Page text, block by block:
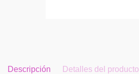
Descripción Detalles del producto